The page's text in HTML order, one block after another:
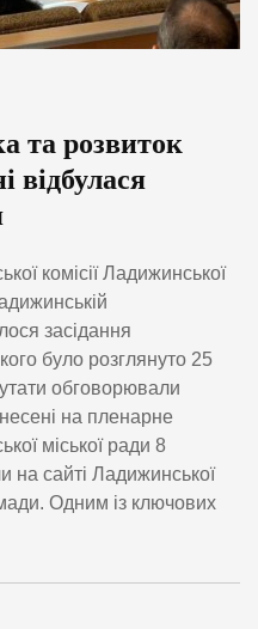
та розвиток
відбулася
комісії Ладижинської
засідання
було розглянуто 25
обговорювали
на пленарне
міської ради 8
на сайті Ладижинської
Одним із ключових